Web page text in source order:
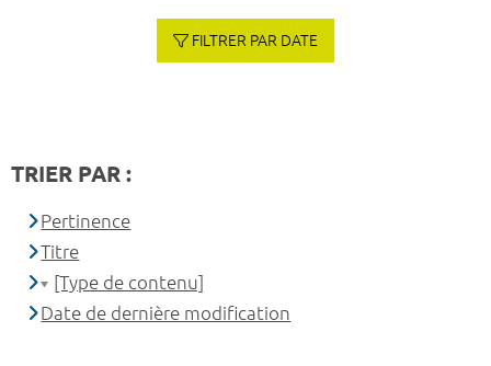
FILTRER PAR DATE
TRIER PAR :
Pertinence
Titre
[Type de contenu]
Date de dernière modification